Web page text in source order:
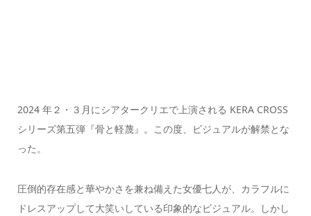
2024 年２・３月にシアタークリエで上演される KERA CROSS
シリーズ第五弾『骨と軽蔑』。この度、ビジュアルが解禁とな
った。
圧倒的存在感と華やかさを兼ね備えた女優七人が、カラフルに
ドレスアップして大笑いしている印象的なビジュアル。しかし